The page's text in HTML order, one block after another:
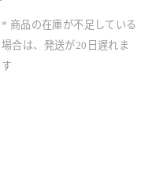
* 商品の在庫が不足している
場合は、発送が20日遅れま
す